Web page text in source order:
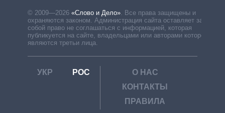
© 2009—2026 «Слово и Дело»
Все права защищены и
охраняются законом. Администрация сайта оставляет за
собой право не соглашаться с информацией, которая
публикуется на сайте, владельцами или авторами которой
являются третьи лица.
УКР РОС
О НАС
КОНТАКТЫ
ПРАВИЛА